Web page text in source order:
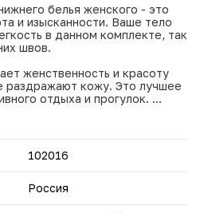
белья женского - это
и изысканности. Ваше тело
в данном комплекте, так
швов.
женственность и красоту
раздражают кожу. Это лучшее
отдыха и прогулок.
изумительно садятся по
одеждой. Лифчик
женской анатомии.
сохраняет форму и
102016
Россия